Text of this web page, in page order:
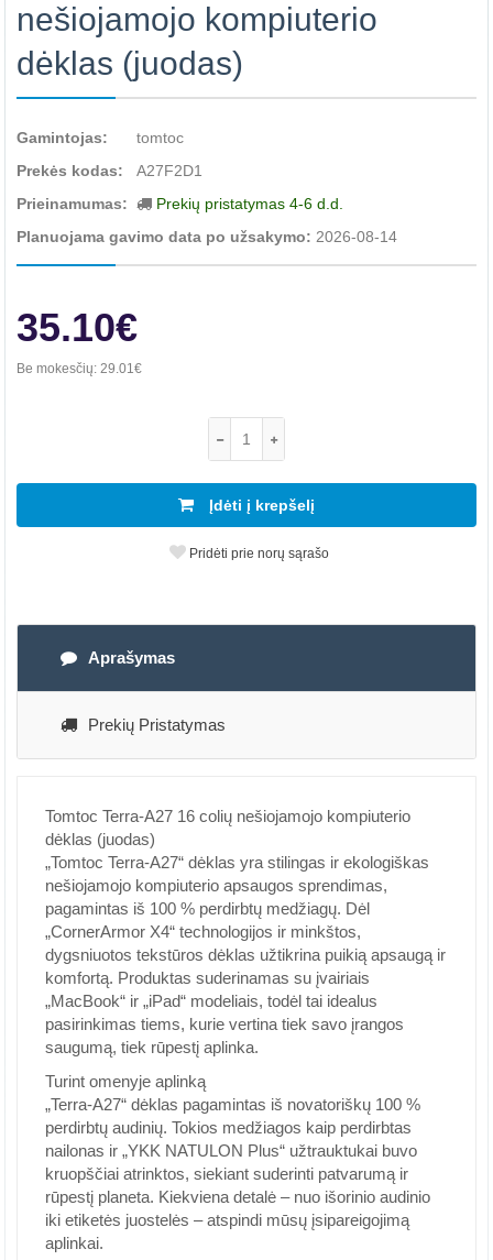
nešiojamojo kompiuterio
dėklas (juodas)
Gamintojas:
tomtoc
Prekės kodas:
A27F2D1
Prieinamumas:
Prekių pristatymas 4-6 d.d.
Planuojama gavimo data po užsakymo: 2026-08-14
35.10€
Be mokesčių: 29.01€
Įdėti į krepšelį
Pridėti prie norų sąrašo
Aprašymas
Prekių Pristatymas
Tomtoc Terra-A27 16 colių nešiojamojo kompiuterio
dėklas (juodas)
„Tomtoc Terra-A27“ dėklas yra stilingas ir ekologiškas
nešiojamojo kompiuterio apsaugos sprendimas,
pagamintas iš 100 % perdirbtų medžiagų. Dėl
„CornerArmor X4“ technologijos ir minkštos,
dygsniuotos tekstūros dėklas užtikrina puikią apsaugą ir
komfortą. Produktas suderinamas su įvairiais
„MacBook“ ir „iPad“ modeliais, todėl tai idealus
pasirinkimas tiems, kurie vertina tiek savo įrangos
saugumą, tiek rūpestį aplinka.
Turint omenyje aplinką
„Terra-A27“ dėklas pagamintas iš novatoriškų 100 %
perdirbtų audinių. Tokios medžiagos kaip perdirbtas
nailonas ir „YKK NATULON Plus“ užtrauktukai buvo
kruopščiai atrinktos, siekiant suderinti patvarumą ir
rūpestį planeta. Kiekviena detalė – nuo išorinio audinio
iki etiketės juostelės – atspindi mūsų įsipareigojimą
aplinkai.